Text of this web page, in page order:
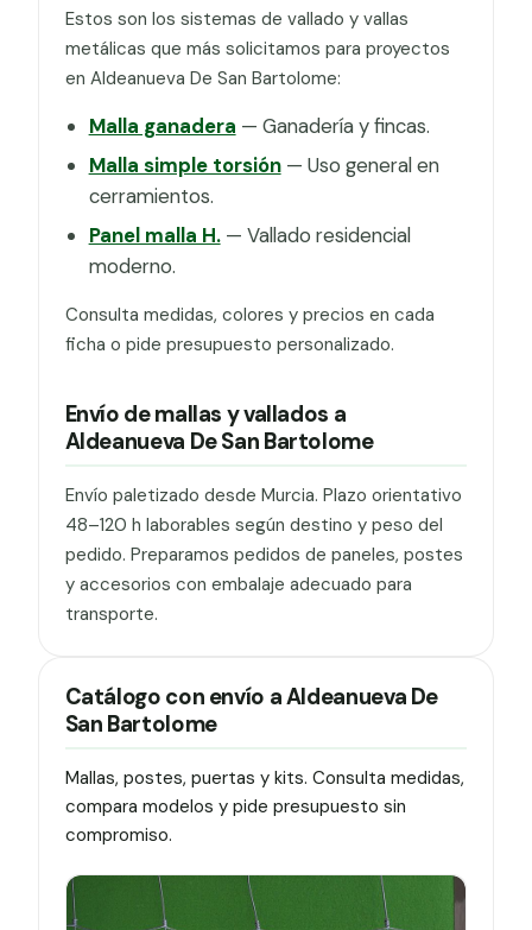
Estos son los sistemas de vallado y vallas
metálicas que más solicitamos para proyectos
en Aldeanueva De San Bartolome:
Malla ganadera — Ganadería y fincas.
Malla simple torsión— Uso general en
cerramientos.
Panel malla H.— Vallado residencial
moderno.
Consulta medidas, colores y precios en cada
ficha o pide presupuesto personalizado.
Envío de mallas y vallados a
Aldeanueva De San Bartolome
Envío paletizado desde Murcia. Plazo orientativo
48–120 h laborables según destino y peso del
pedido. Preparamos pedidos de paneles, postes
y accesorios con embalaje adecuado para
transporte.
Catálogo con envío a Aldeanueva De
San Bartolome
Mallas, postes, puertas y kits. Consulta medidas,
compara modelos y pide presupuesto sin
compromiso.